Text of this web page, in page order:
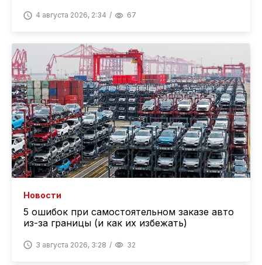
4 августа 2026, 2:34 67
Новости
5 ошибок при самостоятельном заказе авто
из-за границы (и как их избежать)
3 августа 2026, 3:28 32